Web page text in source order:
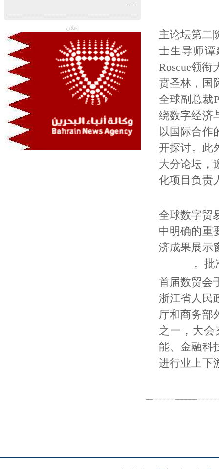
主论坛第二
士生导师
Roscue领
贲圣林，国
全球副总裁
绕数字经济
以国际合作
开探讨。此
大分论坛，
化项目负责
全球数字贸
中明确的重
济成果展示
首届数贸会
浙江省人民
厅和商务部
之一，大
能、金融科
进行业上下
إعلان